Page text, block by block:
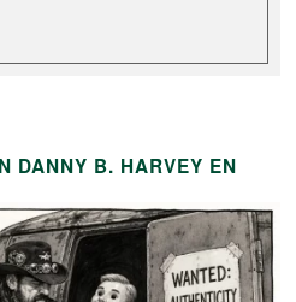
DANNY B. HARVEY EN